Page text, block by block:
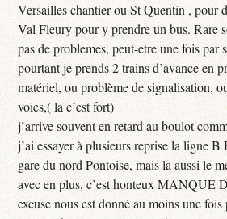
Versailles chantier ou St Quentin , pour
Val Fleury pour y prendre un bus. Rare
pas de problemes, peut-etre une fois par
pourtant je prends 2 trains d’avance en
matériel, ou problème de signalisation,
voies,( la c’est fort)
j’arrive souvent en retard au boulot
j’ai essayer à plusieurs reprise la ligne
gare du nord Pontoise, mais la aussi le
avec en plus, c’est honteux MANQUE
excuse nous est donné au moins une fois